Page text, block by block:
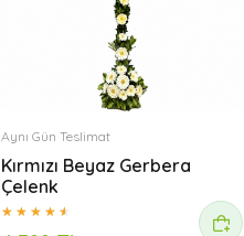
Aynı Gün Teslimat
Kırmızı Beyaz Gerbera
Çelenk